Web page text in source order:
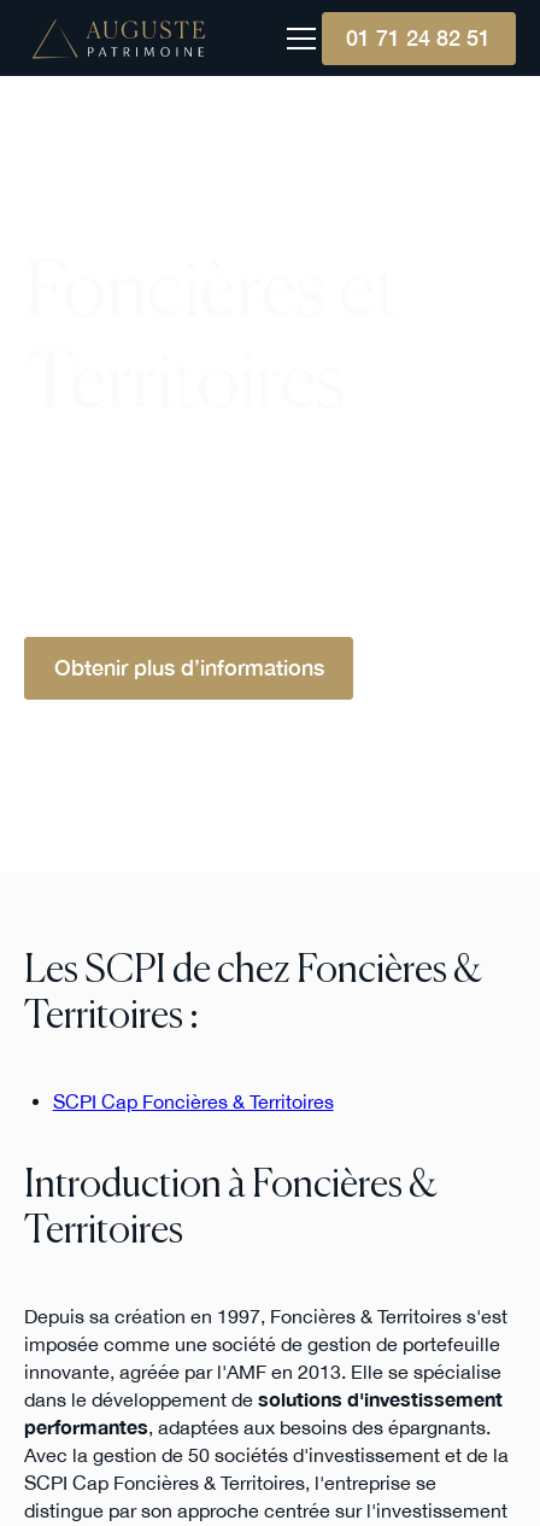
01 71 24 82 51
Obtenir plus d’informations
Les SCPI de chez Foncières &
Territoires :
SCPI Cap Foncières & Territoires
Introduction à Foncières &
Territoires
Depuis sa création en 1997, Foncières & Territoires s'est
imposée comme une société de gestion de portefeuille
innovante, agréée par l'AMF en 2013. Elle se spécialise
dans le développement de solutions d'investissement
performantes, adaptées aux besoins des épargnants.
Avec la gestion de 50 sociétés d'investissement et de la
SCPI Cap Foncières & Territoires, l'entreprise se
distingue par son approche centrée sur l'investissement